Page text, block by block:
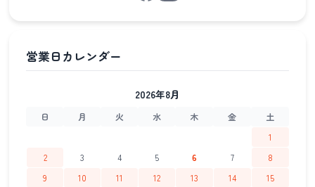
2026年8月
日 月 火 水 木 金
土
1
2
3 4 5 6 7
8
9
10 11 12 13 14
15